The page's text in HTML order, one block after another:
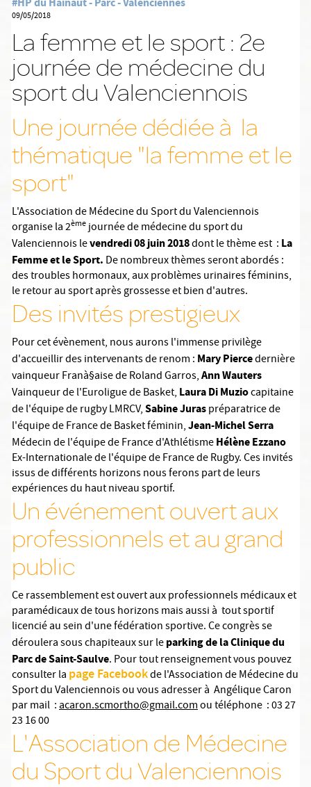
09/05/2018
La femme et le sport : 2e
journée de médecine du
sport du Valenciennois
Une journée dédiée à la
thématique "la femme et le
sport"
L'Association de Médecine du Sport du Valenciennois
organise la 2èmejournée de médecine du sport du
Valenciennois levendredi 08 juin 2018dont le thème est : La
Femme et le Sport. De nombreux thèmes seront abordés :
des troubles hormonaux, aux problèmes urinaires féminins,
le retour au sport après grossesse et bien d'autres.
Des invités prestigieux
Pour cet évènement, nous aurons l'immense privilège
d'accueillir des intervenants de renom : Mary Piercedernière
vainqueur Franà§aise de Roland Garros,Ann Wauters
Vainqueur de l'Euroligue de Basket, Laura Di Muziocapitaine
de l'équipe de rugby LMRCV,Sabine Juraspréparatrice de
l'équipe de France de Basket féminin,Jean-Michel Serra
Médecin de l'équipe de France d'AthlétismeHélène Ezzano
Ex-Internationale de l'équipe de France de Rugby. Ces invités
issus de différents horizons nous ferons part de leurs
expériences du haut niveau sportif.
Un événement ouvert aux
professionnels et au grand
public
Ce rassemblement est ouvert aux professionnels médicaux et
paramédicaux de tous horizons mais aussi à tout sportif
licencié au sein d'une fédération sportive. Ce congrès se
déroulera sous chapiteaux sur leparking de la Clinique du
Parc de Saint-Saulve. Pour tout renseignement vous pouvez
consulter la page Facebookde l'Association de Médecine du
Sport du Valenciennois ou vous adresser à Angélique Caron
par mail :acaron.scmortho@gmail.comou téléphone : 03 27
23 16 00
L'Association de Médecine
du Sport du Valenciennois